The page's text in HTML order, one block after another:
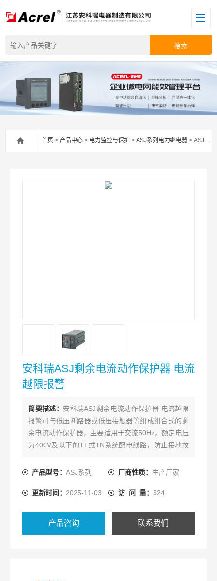
首页 >产品中心 > 电力监控与保护 >ASJ系列电力继电器 > ASJ系列安科瑞ASJ剩余电流动作保护器 电流越限报警
安科瑞ASJ剩余电流动作保护器 电流
越限报警
简要描述： 安科瑞ASJ剩余电流动作保护器 电流越限
报警可与低压断路器或低压接触器等组成组合式的剩
余电流动作保护器，主要适用于交流50Hz，额定电压
为400V及以下的TT或TN系统配电线路，防止接地故
触电危险提供间接接触保护。
产品型号：ASJ系列 厂商性质： 生产厂家
更新时间： 2025-11-03 访 问 量： 524
产品咨询 联系我们